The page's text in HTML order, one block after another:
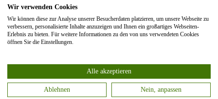
Wir verwenden Cookies
Wir können diese zur Analyse unserer Besucherdaten platzieren, um unsere Webseite zu
verbessern, personalisierte Inhalte anzuzeigen und Ihnen ein großartiges Webseiten-
Erlebnis zu bieten. Für weitere Informationen zu den von uns verwendeten Cookies
öffnen Sie die Einstellungen.
Alle akzeptieren
Ablehnen Nein, anpassen